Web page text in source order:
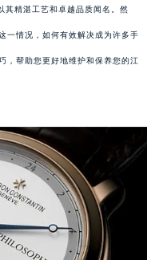
其精湛工艺和卓越品质闻名。然
一情况，如何有效解决成为许多手
，帮助您更好地维护和保养您的江